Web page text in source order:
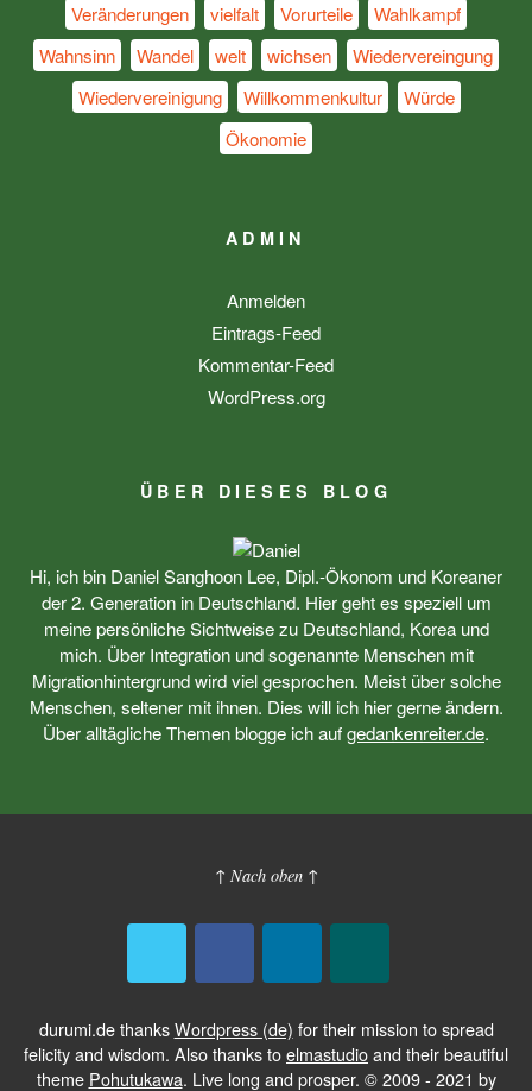
Veränderungen
vielfalt Vorurteile
Wahlkampf
Wahnsinn
Wandel welt wichsen
Wiedervereingung
Wiedervereinigung
Willkommenkultur
Würde
Ökonomie
ADMIN
Anmelden
Eintrags-Feed
Kommentar-Feed
WordPress.org
ÜBER DIESES BLOG
Hi, ich bin Daniel Sanghoon Lee, Dipl.-Ökonom und Koreaner
der 2. Generation in Deutschland. Hier geht es speziell um
meine persönliche Sichtweise zu Deutschland, Korea und
mich. Über Integration und sogenannte Menschen mit
Migrationhintergrund wird viel gesprochen. Meist über solche
Menschen, seltener mit ihnen. Dies will ich hier gerne ändern.
Über alltägliche Themen blogge ich aufgedankenreiter.de.
↑ Nach oben ↑
durumi.de thanksWordpress (de) for their mission to spread
felicity and wisdom. Also thanks toelmastudioand their beautiful
theme Pohutukawa. Live long and prosper. © 2009 - 2021 by